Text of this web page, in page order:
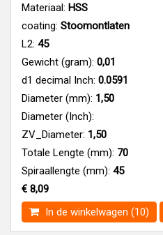
Materiaal: HSS
coating: Stoomontlaten
L2: 45
Gewicht (gram): 0,01
d1 decimal Inch: 0.0591
Diameter (mm): 1,50
Diameter (Inch):
ZV_Diameter: 1,50
Totale Lengte (mm): 70
Spiraallengte (mm): 45
€ 8,09
In de winkelwagen (10)